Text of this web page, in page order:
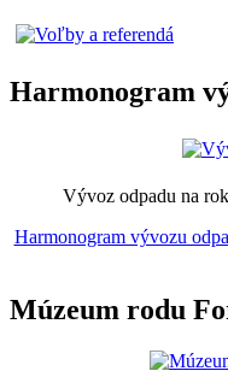
Harmonogram
Vývoz odpadu na
Harmonogram vývozu
Múzeum rodu